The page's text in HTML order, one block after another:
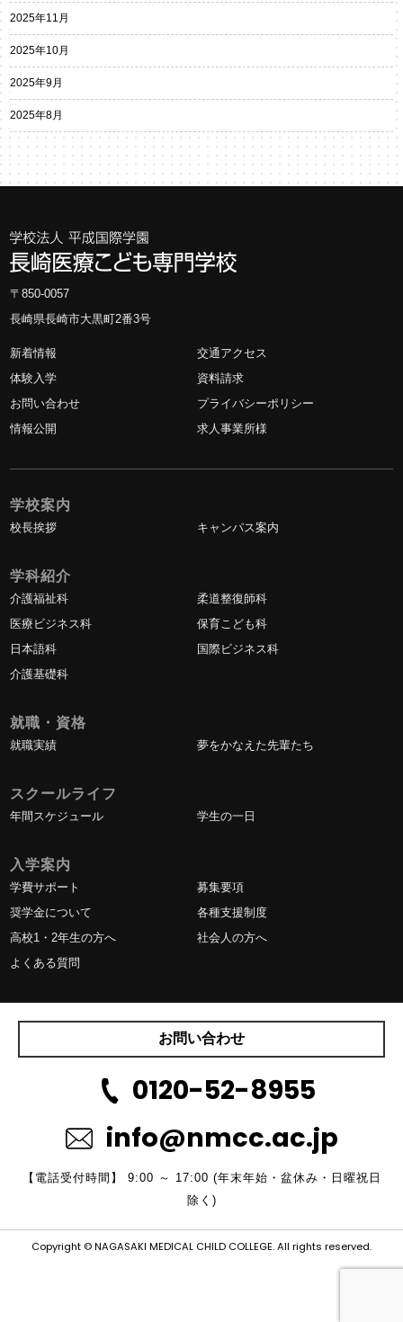
2025年11月
2025年10月
2025年9月
2025年8月
〒850-0057
長崎県長崎市大黒町2番3号
新着情報
交通アクセス
体験入学
資料請求
お問い合わせ
プライバシーポリシー
情報公開
求人事業所様
学校案内
校長挨拶 キャンパス案内
学科紹介
介護福祉科
柔道整復師科
医療ビジネス科
保育こども科
日本語科
国際ビジネス科
介護基礎科
就職・資格
就職実績 夢をかなえた先輩たち
スクールライフ
年間スケジュール 学生の一日
入学案内
学費サポート
募集要項
奨学金について
各種支援制度
高校1・2年生の方へ
社会人の方へ
よくある質問
お問い合わせ
0120-52-8955
info@nmcc.ac.jp
【電話受付時間】 9:00 ～ 17:00 (年末年始・盆休み・日曜祝日
除く)
Copyright © NAGASAKI MEDICAL CHILD COLLEGE. All rights reserved.